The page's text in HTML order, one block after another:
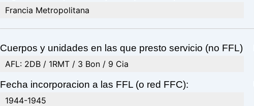
Francia Metropolitana
Cuerpos y unidades en las que presto servicio (no FFL)
AFL: 2DB / 1RMT / 3 Bon / 9 Cia
Fecha incorporacion a las FFL (o red FFC):
1944-1945